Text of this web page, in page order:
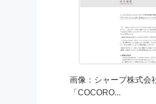
画像：シャープ株式会
「COCORO...